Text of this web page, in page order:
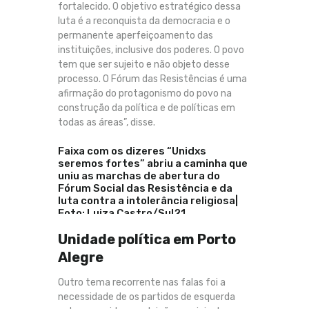
fortalecido. O objetivo estratégico dessa
luta é a reconquista da democracia e o
permanente aperfeiçoamento das
instituições, inclusive dos poderes. O povo
tem que ser sujeito e não objeto desse
processo. O Fórum das Resistências é uma
afirmação do protagonismo do povo na
construção da política e de políticas em
todas as áreas”, disse.
Faixa com os dizeres “Unidxs
seremos fortes” abriu a caminha que
uniu as marchas de abertura do
Fórum Social das Resistência e da
luta contra a intolerância religiosa|
Foto: Luiza Castro/Sul21
Unidade política em Porto
Alegre
Outro tema recorrente nas falas foi a
necessidade de os partidos de esquerda